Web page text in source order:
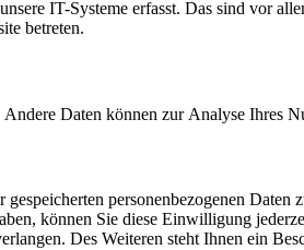
IT-Systeme erfasst. Das sind vor
betreten.
Daten können zur Analyse Ihres
personenbezogenen Daten
können Sie diese Einwilligung
Des Weiteren steht Ihnen ein